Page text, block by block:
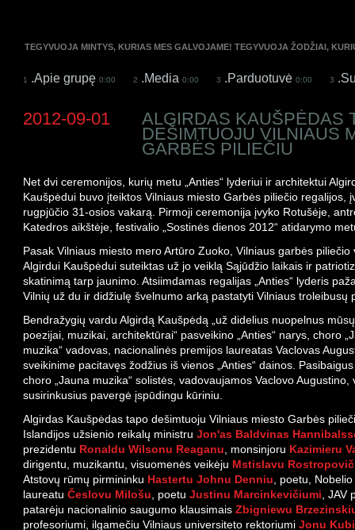
TEGYVUOJA MINTYS, KURIAS MES GALVOJAME! TEGYVUOJA ŽODŽIAI,
1 .Apie grupę 0:00 2 .Media 0:00 3 .Parduotuvė 0:00 3
2012-09-01 ALGIRDAS KAUŠPĖDAS
DEŠIMTUOJU VILNIAUS
GARBĖS PILIEČIU
Net dvi ceremonijos, kurių metu „Anties“ lyderiui ir architektui
Kaušpėdui buvo įteiktos Vilniaus miesto Garbės piliečio regalijos,
rugpjūčio 31-osios vakarą. Pirmoji ceremonija įvyko Rotušėje,
Katedros aikštėje, festivalio „Sostinės dienos 2012“ atidarymo
Pasak Vilniaus miesto mero Artūro Zuoko, Vilniaus garbės piliečio
Algirdui Kaušpėdui suteiktas už jo veiklą Sąjūdžio laikais ir
skatinimą tarp jaunimo. Atsiimdamas regalijas „Anties“ lyderis
Vilnių už du ir didžiulę švelnumo arką pastatyti Vilniaus troleibusų
Bendražygių vardu Algirdą Kaušpėdą „už didelius nuopelnus
poezijai, muzikai, architektūrai“ pasveikino „Anties“ narys, choro
muzika“ vadovas, nacionalinės premijos laureatas Vaclovas
sveikinime pacitavęs žodžius iš vienos „Anties“ dainos.
choro „Jauna muzika“ solistės, vadovaujamos Vaclovo Augustino,
susirinkusius pavergė įspūdingu kūriniu.
Algirdas Kaušpėdas tapo dešimtuoju Vilniaus miesto Garbės
Islandijos užsienio reikalų ministru Jon'as Baldvinas
prezidentu Ronaldu Wilsonu Reaganu, monsinjoru Kazimieru
dirigentu, muzikantu, visuomenės veikėju Mstislavu
Atstovų rūmų pirmininku Hastertu Johnu Denniu, poetu,
laureatu Česlovu Milošu, poetu Justinu Marcinkevičiumi, JAV
patarėju nacionalinio saugumo klausimais Zbigniewu
profesoriumi, ilgamečiu Vilniaus universiteto rektoriumi Jonu